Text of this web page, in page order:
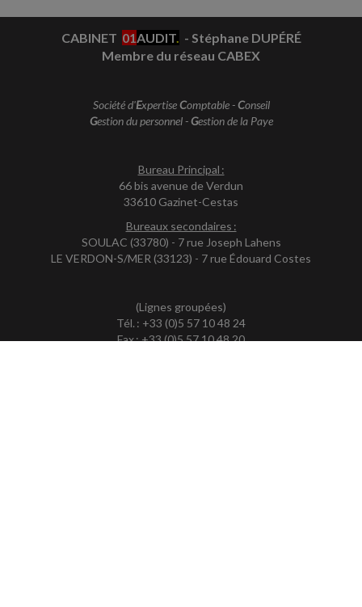
CABINET 01AUDIT. - Stéphane DUPÉRÉ
Membre du réseau CABEX
Société d'ExpertiseComptable -Conseil
Gestion du personnel -Gestion de la Paye
Bureau Principal :
66 bis avenue de Verdun
33610 Gazinet-Cestas
Bureaux secondaires :
SOULAC (33780) - 7 rue Joseph Lahens
LE VERDON-S/MER (33123) - 7 rue Édouard Costes
(Lignes groupées)
Tél. : +33 (0)5 57 10 48 24
Fax : +33 (0)5 57 10 48 20